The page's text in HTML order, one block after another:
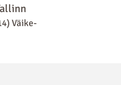
Väike-